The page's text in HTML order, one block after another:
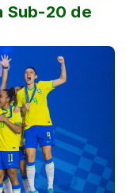
Sub-20 de